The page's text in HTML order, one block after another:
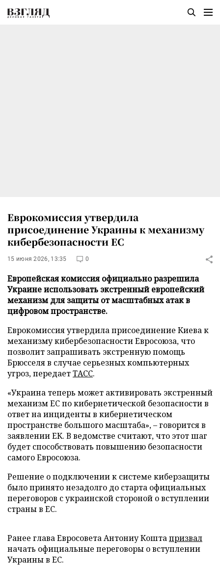
Еврокомиссия утвердила
присоединение Украины к механизму
кибербезопасности ЕС
15 июня 2026, 13:35 0
Европейская комиссия официально разрешила
Украине использовать экстренный европейский
механизм для защиты от масштабных атак в
цифровом пространстве.
Еврокомиссия утвердила присоединение Киева к
механизму кибербезопасности Евросоюза, что
позволит запрашивать экстренную помощь
Брюсселя в случае серьезных компьютерных
угроз, передаетТАСС.
«Украина теперь может активировать экстренный
механизм ЕС по кибернетической безопасности в
ответ на инциденты в кибернетическом
пространстве большого масштаба», – говорится в
заявлении ЕК. В ведомстве считают, что этот шаг
будет способствовать повышению безопасности
самого Евросоюза.
Решение о подключении к системе киберзащиты
было принято незадолго до старта официальных
переговоров с украинской стороной о вступлении
страны в ЕС.
Ранее глава Евросовета Антониу Коштапризвал
начать официальные переговоры о вступлении
Украины в ЕС.